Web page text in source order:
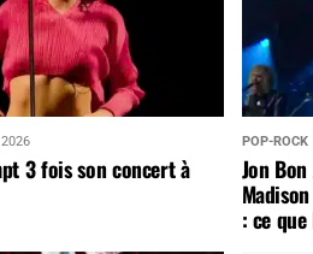
3 fois son concert à
POP-ROCK
Jon
: ce